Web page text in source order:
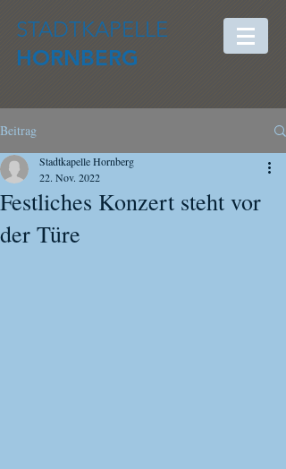
STADTKAPELLE
HORNBERG
Beitrag
Festliches Konzert steht vor
der Türe
Stadtkapelle Hornberg
22. Nov. 2022